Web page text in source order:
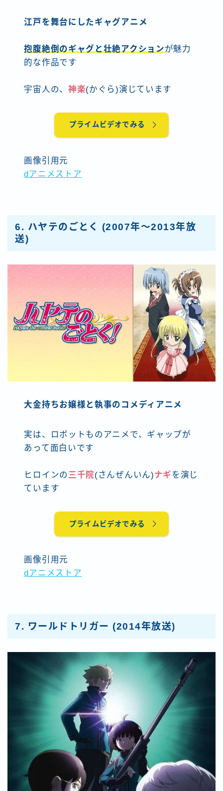
江戸を舞台にしたギャグアニメ
抱腹絶倒のギャグと壮絶アクションが魅力
的な作品です
宇宙人の、 神楽(かぐら)演じています
プライムビデオでみる
画像引用元
dアニメストア
6. ハヤテのごとく
(2007年～2013年放
送)
大金持ちお嬢様と執事のコメディアニメ
実は、ロボットものアニメで、ギャップが
あって面白いです
ヒロインの 三千院(さんぜんいん)ナギを演じ
ています
プライムビデオでみる
画像引用元
dアニメストア
7. ワールドトリガー (2014年放送)